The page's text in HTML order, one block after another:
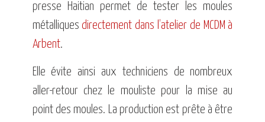
presse Haitian permet de tester les moules
métalliques directement dans l’atelier de MCDM à
Arbent.
Elle évite ainsi aux techniciens de nombreux
aller-retour chez le mouliste pour la mise au
point des moules. La production est prête à être